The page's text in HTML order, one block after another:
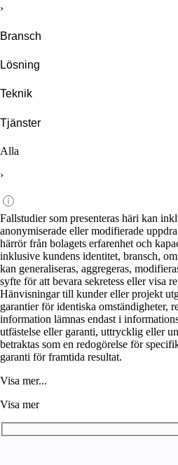
›
Bransch
Lösning
Teknik
Tjänster
Alla
›
Fallstudier som presenteras häri kan
anonymiserade eller modifierade
härrör från bolagets erfarenhet och
inklusive kundens identitet, bransch,
kan generaliseras, aggregeras,
syfte för att bevara sekretess eller visa
Hänvisningar till kunder eller projekt
garantier för identiska omständigheter,
information lämnas endast i
utfästelse eller garanti, uttrycklig eller
betraktas som en redogörelse för
garanti för framtida resultat.
Visa mer...
Visa mer